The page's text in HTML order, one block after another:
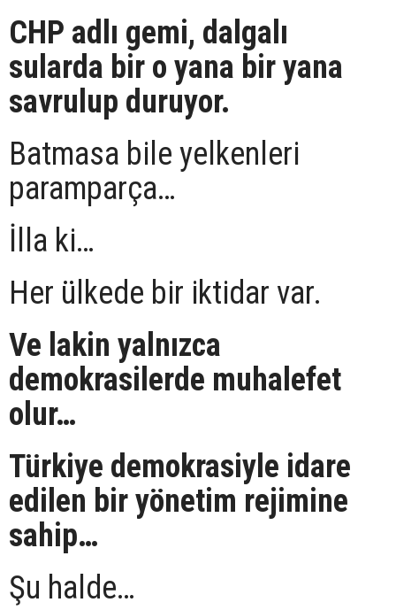
CHP adlı gemi, dalgalı
sularda bir o yana bir yana
savrulup duruyor.
Batmasa bile yelkenleri
paramparça…
İlla ki…
Her ülkede bir iktidar var.
Ve lakin yalnızca
demokrasilerde muhalefet
olur…
Türkiye demokrasiyle idare
edilen bir yönetim rejimine
sahip…
Şu halde…